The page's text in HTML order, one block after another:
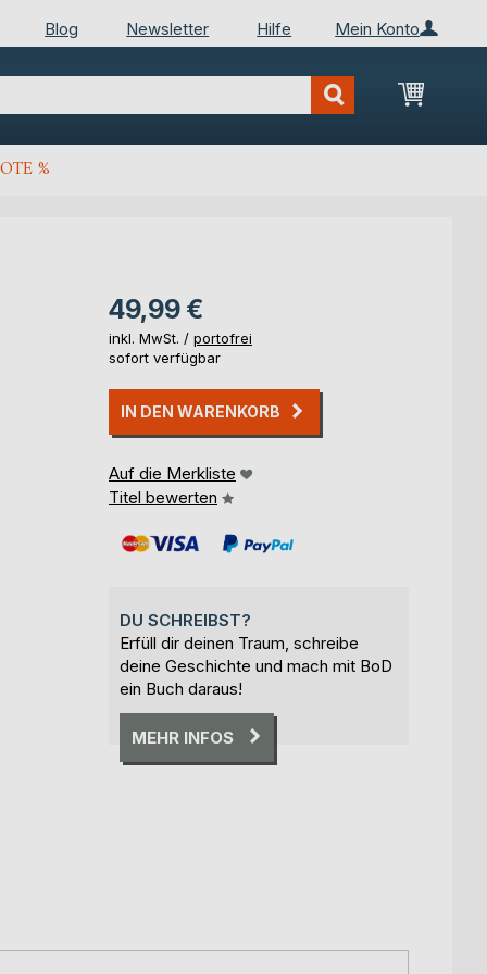
Mein Konto
Blog Newsletter Hilfe
Mein
%
49,99 €
inkl. MwSt. / portofrei
sofort verfügbar
IN DEN WARENKORB
Auf die Merkliste
Titel bewerten
DU SCHREIBST?
Erfüll dir deinen Traum, schreibe
deine Geschichte und mach mit BoD
ein Buch daraus!
MEHR INFOS